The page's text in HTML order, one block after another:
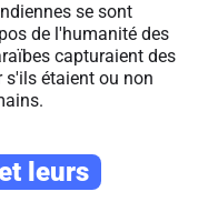
se sont
de l'humanité des
capturaient des
s'ils étaient ou non
leurs